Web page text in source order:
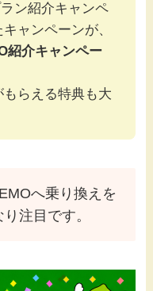
ン紹介キャンペ
ャンペーンが、
紹介キャンペー
らえる特典も大
へ乗り換えを
注目です。